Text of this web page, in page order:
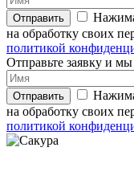
Отправить
на обработку своих
политикой
Отправьте заявку и
Отправить
на обработку своих
политикой